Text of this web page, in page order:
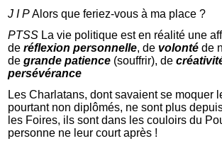
J I PAlors que feriez-vous à ma place ?
PTSS La vie politique est en réalité une
deréflexion personnelle, de volonté de
degrande patience (souffrir), de
persévérance
Les Charlatans, dont savaient se moquer
pourtant non diplômés, ne sont plus
les Foires, ils sont dans les couloirs du
personne ne leur court après !